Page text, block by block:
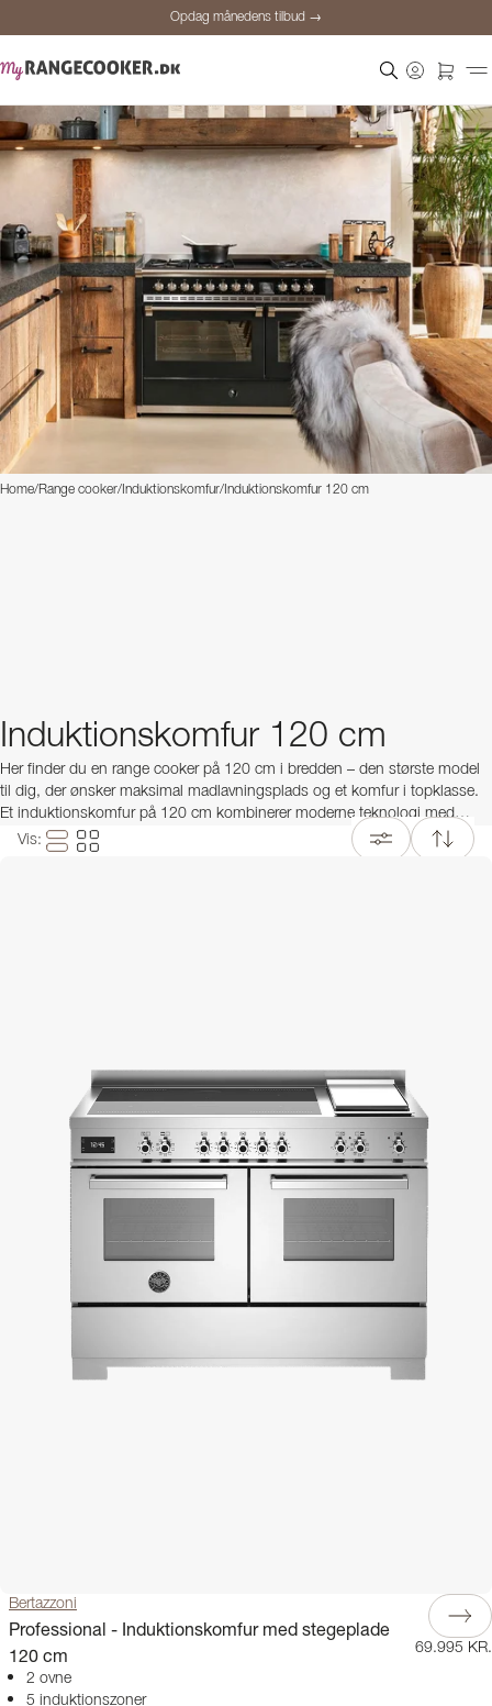
Opdag månedens tilbud →
Prisgaranti
Personlig rådgivning
Home/Range cooker/ Induktionskomfur/ Induktionskomfur 120 cm
Induktionskomfur 120 cm
Her finder du en range cooker på 120 cm i bredden – den største model
til dig, der ønsker maksimal madlavningsplads og et komfur i topklasse.
Et induktionskomfur på 120 cm kombinerer moderne teknologi med
italiensk design og fås i flere farver og udførelser. Vælg en model med
kombineret kogeplade eller flere ovne for at skabe et køkken med en
Vis:
Bertazzoni
Professional - Induktionskomfur med stegeplade
120 cm
2 ovne
5 induktionszoner
69.995 KR.